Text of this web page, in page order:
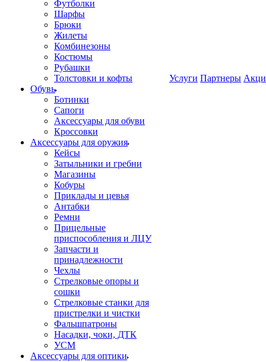
Футболки
Шарфы
Брюки
Жилеты
Комбинезоны
Костюмы
Рубашки
Толстовки и кофты
Обувь
Ботинки
Сапоги
Аксессуары для обуви
Кроссовки
Аксессуары для оружия
Кейсы
Затыльники и гребни
Магазины
Кобуры
Приклады и цевья
Антабки
Ремни
Прицельные
приспособления и ЛЦУ
Запчасти и
принадлежности
Чехлы
Стрелковые опоры и
сошки
Стрелковые станки для
пристрелки и чистки
Фальшпатроны
Насадки, чоки, ДТК
УСМ
Аксессуары для оптики
Услуги Партнеры